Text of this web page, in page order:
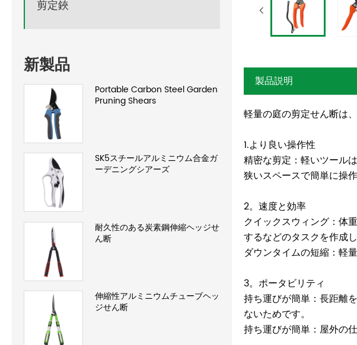
剪定鋏
新製品
Portable Carbon Steel Garden
Pruning Shears
SK5スチールアルミニウム合金ガ
ーデニングシアーズ
耐久性のある炭素鋼伸縮ヘッジせ
ん断
伸縮性アルミニウムチューブヘッ
ジせん断
製品説明
軽量の庭の剪定せん断は
1.より良い操作性
精密な剪定：軽いツール
狭いスペースで簡単に操
2。速度と効率
クイックスウィング：体
するなどのタスクを作成し
ダウンタイムの短縮：軽
3。ポータビリティ
持ち運びが簡単：長距離
ないためです。
持ち運びが簡単：屋外の